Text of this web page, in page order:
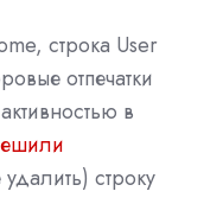
строка User
отпечатки
в
строку